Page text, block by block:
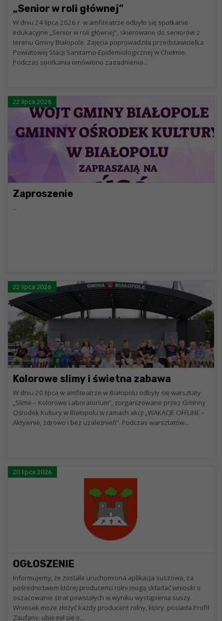
„Senior w roli głównej”
W dniu 24 lipca 2026 r. w amfiteatrze odbyło się spotkanie
edukacyjne „Senior w roli głównej”, skierowane do seniorów z
terenu Gminy Białopole. Zajęcia poprowadziła przedstawicielka
Powiatowej Stacji Sanitarno-Epidemiologicznej w Chełmie.
Podczas spotkania omówiono zagadnienia...
22 lipca 2026
Zaproszenie
...
22 lipca 2026
Kolorowe slimy i świetna zabawa
W dniu 20 lipca w amfiteatrze w Białopolu odbyły się warsztaty
„Slime – Kolorowe Laboratorium”, zorganizowane przez Gminny
Ośrodek Kultury w Białopolu w ramach akcji „WAKACJE OFFLINE –
Aktywnie, zdrowo i bez uzależnień”. Podczas warsztatów...
20 lipca 2026
OGŁOSZENIE
Informujemy, że została uruchomiona aplikacja suszowa, za
pośrednictwem której producenci rolni mogą składać wnioski o
oszacowanie strat powstałych w wyniku wystąpienia suszy.
Wniosek może złożyć każdy producent rolny, który: posiada Profil
Zaufany, ubiegał się o...